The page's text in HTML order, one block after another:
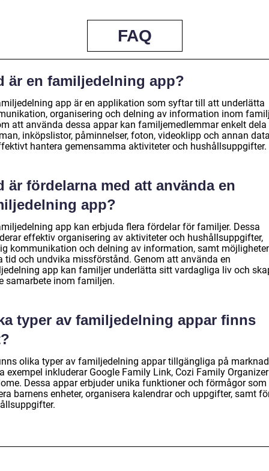
FAQ
är en familjedelning app?
app är en applikation som syftar till att underlätta
organisering och delning av information inom
att använda dessa appar kan familjemedlemmar enkelt dela
inköpslistor, påminnelser, foton, videoklipp och annan
hantera gemensamma aktiviteter och hushållsuppgifter.
är fördelarna med att använda en
app?
app kan erbjuda flera fördelar för familjer. Dessa
effektiv organisering av aktiviteter och hushållsuppgifter,
kommunikation och delning av information, samt
tid och undvika missförstånd. Genom att använda en
app kan familjer underlätta sitt vardagliga liv och
samarbete inom familjen.
typer av familjedelning appar finns
olika typer av familjedelning appar tillgängliga på
exempel inkluderar Google Family Link, Cozi Family
Dessa appar erbjuder unika funktioner och förmågor
barnens enheter, organisera kalendrar och uppgifter, samt